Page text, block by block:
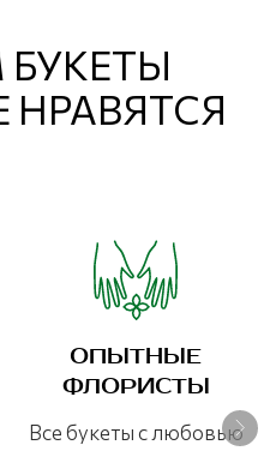
ОПЫТНЫЕ
ФЛОРИСТЫ
Все букеты с любовью